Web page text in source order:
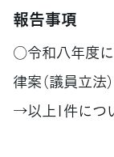
報告事項
○令和八年度
律案（議員立法）
→以上1件につ